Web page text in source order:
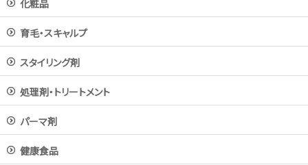
化粧品
育毛・スキャルプ
スタイリング剤
処理剤・トリートメント
パーマ剤
健康食品